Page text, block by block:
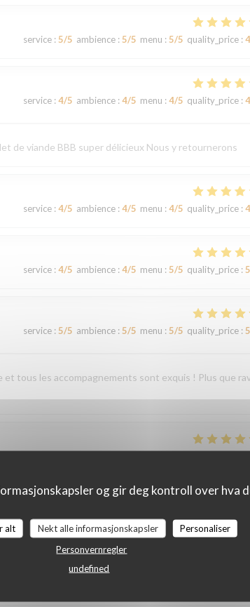
og gir deg kontroll over hva
alt Nekt alle informasjonskapsler
Personaliser
Personvernregler
undefined
service: 5/5 ambience: 5/5 menu : 5/5 quality_price: 4
service: 4/5 ambience: 4/5 menu : 4/5 quality_price: 4
de viande BBB super délicieux Nous y retournerons
service: 4/5 ambience: 4/5 menu : 4/5 quality_price: 4
service: 4/5 ambience: 4/5 menu : 5/5 quality_price: 5
service: 5/5 ambience: 5/5 menu : 5/5 quality_price: 5
tous les accompagnements sont exquis ! Plus que
service:4/5 ambience:4/5 menu: /5 quality_price